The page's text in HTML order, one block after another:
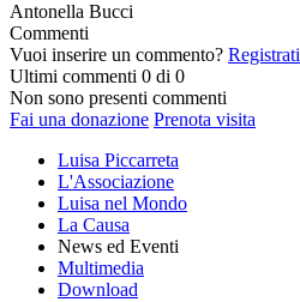
Antonella Bucci
Commenti
Vuoi inserire un commento? Registrati
Ultimi commenti 0 di 0
Non sono presenti commenti
Fai una donazione Prenota visita
Luisa Piccarreta
L'Associazione
Luisa nel Mondo
La Causa
News ed Eventi
Multimedia
Download